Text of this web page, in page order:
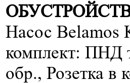
Насос Belamos
комплект: ПНД
обр., Розетка в